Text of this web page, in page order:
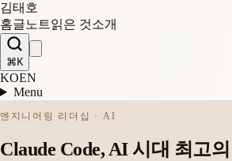
김태호
홈글 노트읽은 것소개
⌘K
KOEN
Menu
엔지니어링 리더십 · AI
Claude Code, AI 시대 최고